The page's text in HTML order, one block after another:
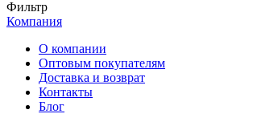
Фильтр
Компания
О компании
Оптовым покупателям
Доставка и возврат
Контакты
Блог